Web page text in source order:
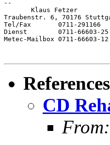
--
       Klaus Fetzer
Traubenstr. 6, 70176
Tel/Fax       0711-291166
Dienst        0711-66603-25
Metec-Mailbox 0711-66603-12
References
CD
From: